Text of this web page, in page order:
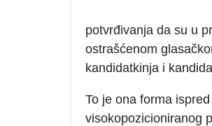
potvrđivanja da su u
ostrašćenom
kandidatkinja i
To je ona forma
visokopozicioniranog